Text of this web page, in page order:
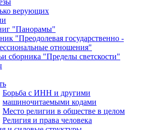
верующих
"Панорамы"
"Преодолевая государственно -
отношения"
сборника "Пределы светскости"
Борьба с ИНН и другими
машиночитаемыми кодами
Место религии в обществе в целом
Религия и права человека